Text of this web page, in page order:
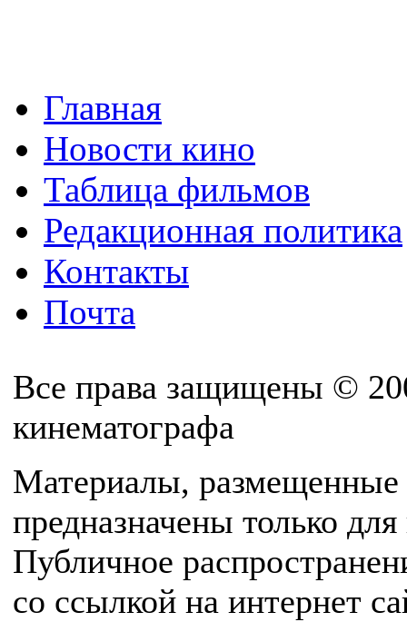
Главная
Новости кино
Таблица фильмов
Редакционная политика
Контакты
Почта
Все права защищены ©
кинематографа
Материалы, размещенные
предназначены только
Публичное
со ссылкой на интернет